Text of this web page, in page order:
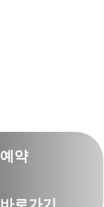
예약